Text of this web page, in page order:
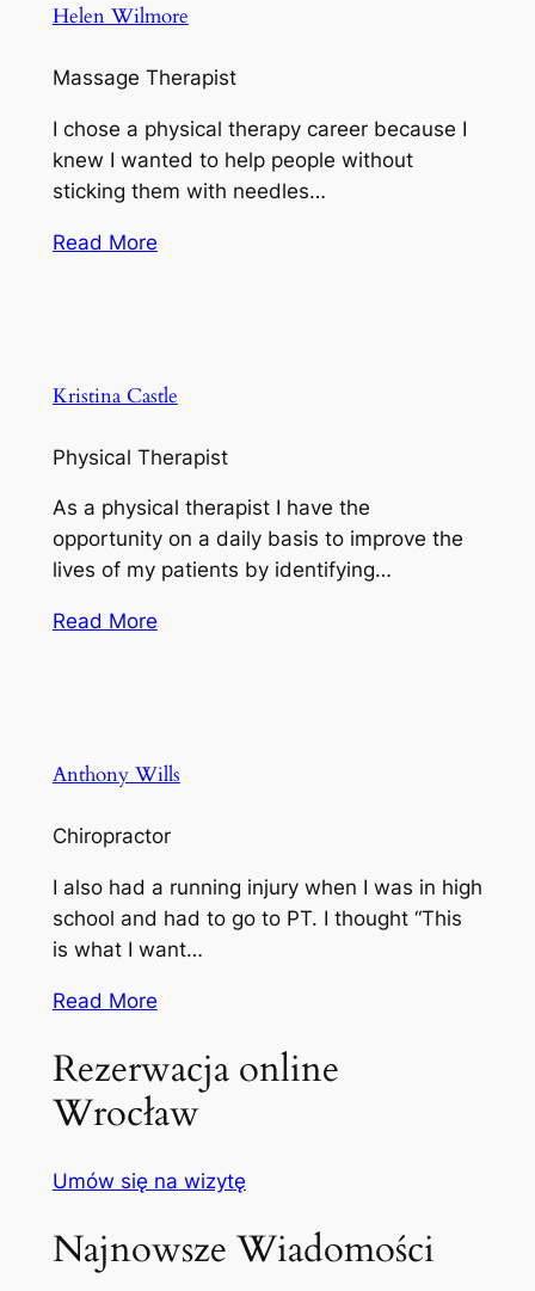
Helen Wilmore
Massage Therapist
I chose a physical therapy career because I
knew I wanted to help people without
sticking them with needles…
Read More
Kristina Castle
Physical Therapist
As a physical therapist I have the
opportunity on a daily basis to improve the
lives of my patients by identifying…
Read More
Anthony Wills
Chiropractor
I also had a running injury when I was in high
school and had to go to PT. I thought “This
is what I want…
Read More
Rezerwacja online
Wrocław
Umów się na wizytę
Najnowsze Wiadomości